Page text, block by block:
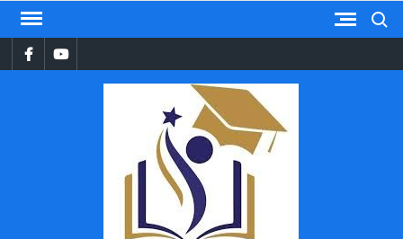
Skip
contentFacebookYouTube